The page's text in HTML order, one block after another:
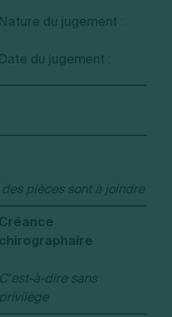
Nature du jugement :
Date du jugement :
pièces sont à joindre en
Créance
chirographaire
C’est-à-dire sans
privilège